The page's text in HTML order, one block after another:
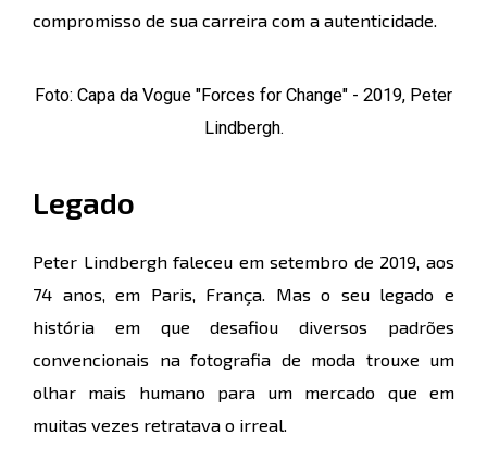
compromisso de sua carreira com a autenticidade.
Foto: Capa da Vogue "Forces for Change" - 2019, Peter
Lindbergh.
Legado
Peter Lindbergh faleceu em setembro de 2019, aos
74 anos, em Paris, França. Mas o seu legado e
história em que desafiou diversos padrões
convencionais na fotografia de moda trouxe um
olhar mais humano para um mercado que em
muitas vezes retratava o irreal.